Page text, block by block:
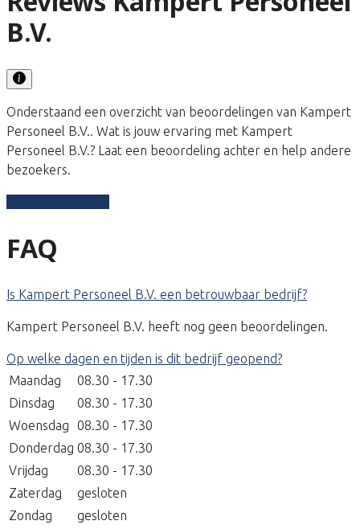
B.V.
Onderstaand een overzicht van beoordelingen van Kampert
Personeel B.V.. Wat is jouw ervaring met Kampert
Personeel B.V.? Laat een beoordeling achter en help andere
bezoekers.
FAQ
Is Kampert Personeel B.V. een betrouwbaar bedrijf?
Kampert Personeel B.V. heeft nog geen beoordelingen.
Op welke dagen en tijden is dit bedrijf geopend?
Maandag
08.30 - 17.30
Dinsdag
08.30 - 17.30
Woensdag
08.30 - 17.30
Donderdag 08.30 - 17.30
Vrijdag
08.30 - 17.30
Zaterdag
gesloten
Zondag
gesloten